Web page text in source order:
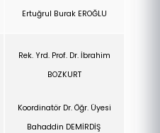
Ertuğrul Burak EROĞLU
Rek. Yrd. Prof. Dr. İbrahim
BOZKURT
Koordinatör Dr. Öğr. Üyesi
Bahaddin DEMİRDİŞ